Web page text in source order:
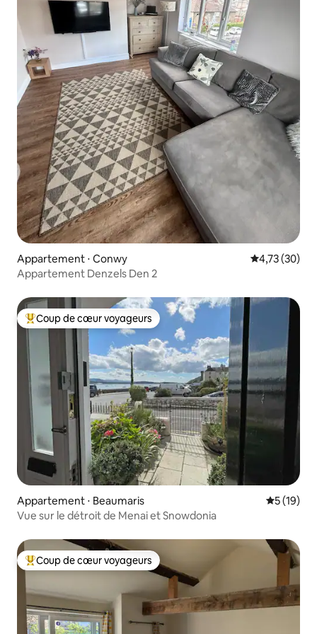
Appartement ⋅ Conwy Évaluation
4,73 (30)
Appartement Denzels Den 2
Coups de cœur voyageurs les plus appréciés
Coup de cœur voyageurs
Appartement ⋅ Beaumaris
5 (19)
Vue sur le détroit de Menai et Snowdonia
Coups de cœur voyageurs les plus appréciés
Coup de cœur voyageurs